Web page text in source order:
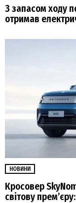
З запасом ходу
отримав
НОВИНИ
Кросовер
світову